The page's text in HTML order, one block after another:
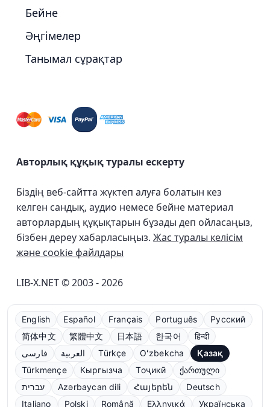
Бейне
Әңгімелер
Танымал сұрақтар
Авторлық құқық туралы ескерту
Біздің веб-сайтта жүктеп алуға болатын кез
келген сандық, аудио немесе бейне материал
авторлардың құқықтарын бұзады деп ойласаңыз,
бізбен дереу хабарласыңыз. Жас туралы келісім
және cookie файлдары
LIB-X.NET © 2003 - 2026
English Español Français Português
Русский
简体中文
繁體中文 日本語 한국어
हिन्दी
فارسی
العربية Türkçe Oʻzbekcha
Қазақ
Türkmençe
Кыргызча Тоҷикӣ
ქართული
עברית
Azərbaycan dili Հայերեն
Deutsch
Italiano
Polski Română Ελληνικά Українська